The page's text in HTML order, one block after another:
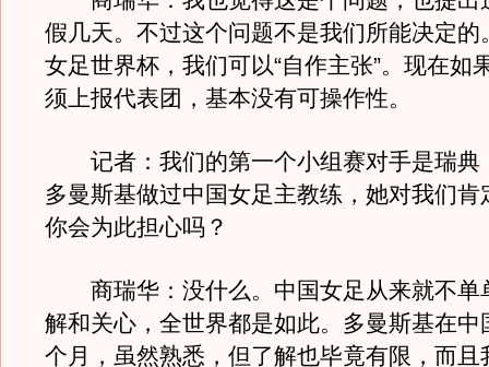
假几天。不过这个问题不是我们所能决定的
女足世界杯，我们可以“自作主张”。现在如
须上报代表团，基本没有可操作性。
记者：我们的第一个小组赛对手是瑞典
多曼斯基做过中国女足主教练，她对我们肯
你会为此担心吗？
商瑞华：没什么。中国女足从来就不单
解和关心，全世界都是如此。多曼斯基在中
个月，虽然熟悉，但了解也毕竟有限，而且